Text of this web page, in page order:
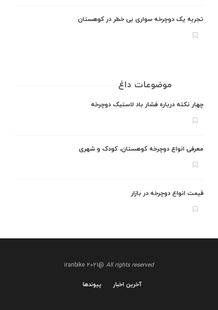
تجربه یک دوچرخه سواری بی خطر در کوهستان
موضوعات داغ
چهار نکته درباره فشار باد لاستیک دوچرخه
معرفی انواع دوچرخه کوهستان، کودک و شهری
قیمت انواع دوچرخه در بازار
All rights reserved
@iranbike 2021
پیوندها آخرین اخبار